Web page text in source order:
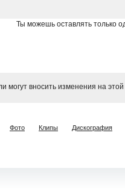
Ты можешь оставлять только
могут вносить изменения на
Фото Клипы Дискография